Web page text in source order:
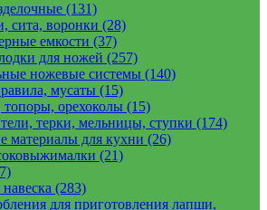
(131)
сита, воронки (28)
емкости (37)
для ножей (257)
ножевые системы (140)
мусаты (15)
орехоколы (15)
терки, мельницы, ступки (174)
материалы для кухни (26)
(21)
(283)
для приготовления лапши,